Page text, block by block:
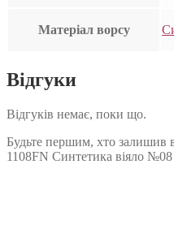
Матеріал ворсу
Відгуки
Відгуків немає, поки що.
Будьте першим, хто залишив
1108FN Синтетика віяло №08